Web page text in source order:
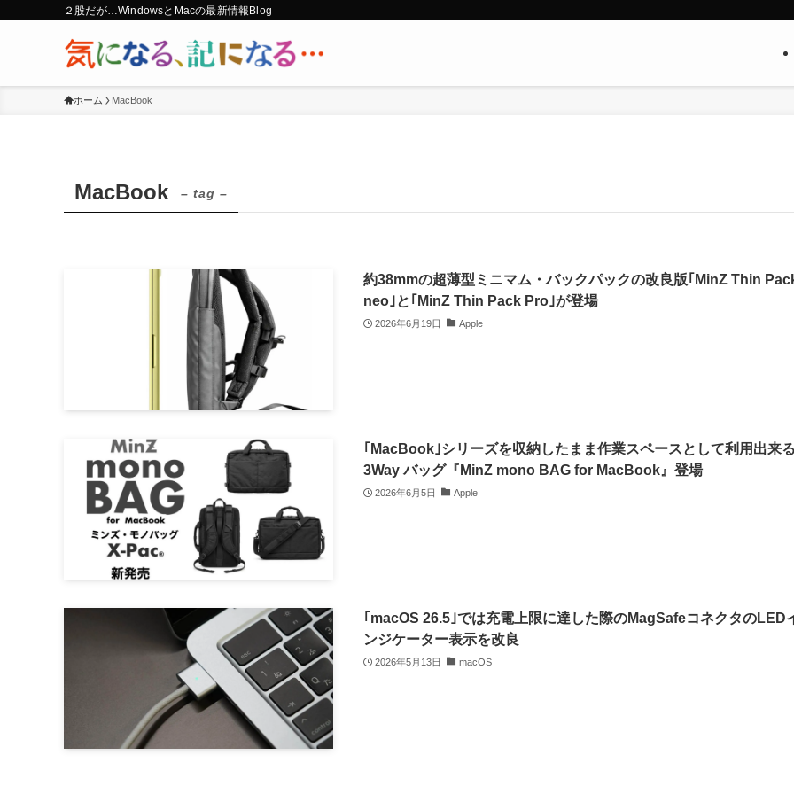
２股だが…WindowsとMacの最新情報Blog
ホーム MacBook
MacBook – tag –
約38mmの超薄型ミニマム・バックパックの改良版｢MinZ Thin
neo｣と｢MinZ Thin Pack Pro｣が登場
2026年6月19日 Apple
｢MacBook｣シリーズを収納したまま作業スペースとして利用出来る
3Way バッグ『MinZ mono BAG for MacBook』登場
2026年6月5日 Apple
｢macOS 26.5｣では充電上限に達した際のMagSafeコネクタのLED
ンジケーター表示を改良
2026年5月13日 macOS